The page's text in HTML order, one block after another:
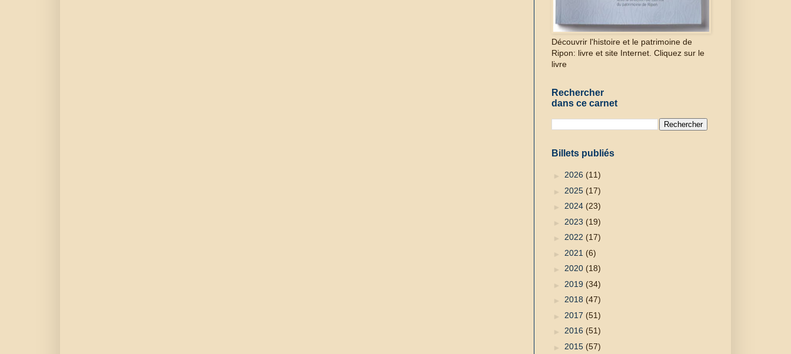
Découvrir l'histoire et le patrimoine de
Ripon: livre et site Internet. Cliquez sur le
livre
Rechercher
dans ce carnet
Billets publiés
► 2026 (11)
► 2025 (17)
► 2024 (23)
► 2023 (19)
► 2022 (17)
► 2021 (6)
► 2020 (18)
► 2019 (34)
► 2018 (47)
► 2017 (51)
► 2016 (51)
► 2015 (57)